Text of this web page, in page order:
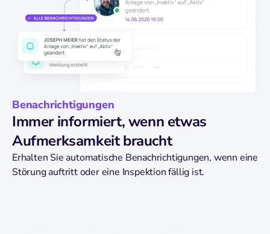
Benachrichtigungen
Immer informiert, wenn etwas
Aufmerksamkeit braucht
Erhalten Sie automatische Benachrichtigungen, wenn eine
Störung auftritt oder eine Inspektion fällig ist.